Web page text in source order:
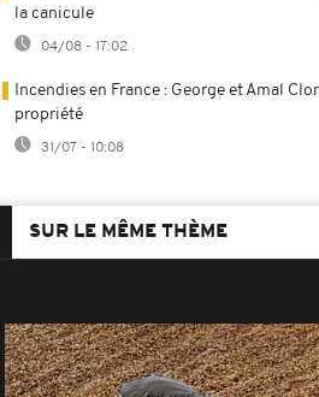
la canicule
04/08 - 17:02
Incendies en France : George et Amal
propriété
31/07 - 10:08
SUR LE MÊME THÈME